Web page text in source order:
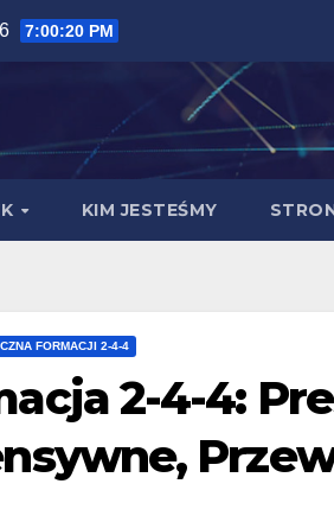
7:00:21 PM
KIM JESTEŚMY
FORMACJI 2-4-4
2-4-4: